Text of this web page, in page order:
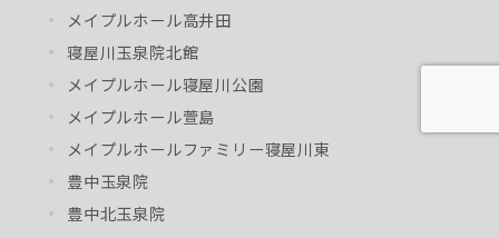
メイプルホール高井田
寝屋川玉泉院北館
メイプルホール寝屋川公園
メイプルホール萱島
メイプルホールファミリー寝屋川東
豊中玉泉院
豊中北玉泉院